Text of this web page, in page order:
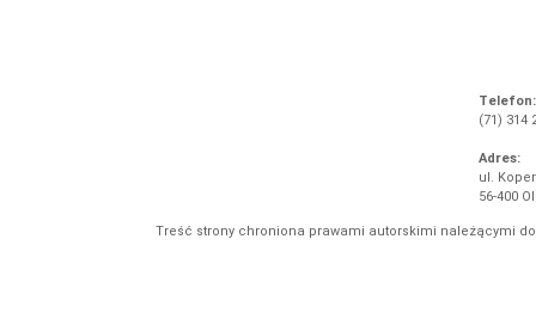
Telefon:
(71) 314
Adres:
ul.
56-400
Treść strony chroniona prawami autorskimi należącymi